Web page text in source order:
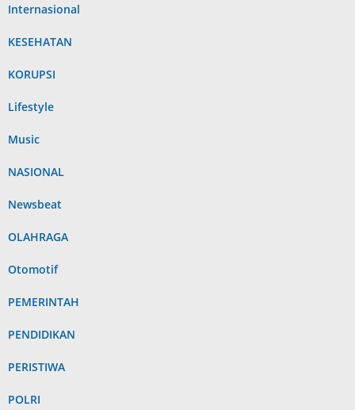
Internasional
KESEHATAN
KORUPSI
Lifestyle
Music
NASIONAL
Newsbeat
OLAHRAGA
Otomotif
PEMERINTAH
PENDIDIKAN
PERISTIWA
POLRI